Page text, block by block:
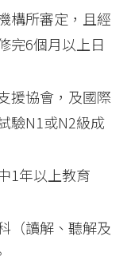
構所審定，且經
完6個月以上日
援協會，及國際
驗N1或N2級成
1年以上教育
（讀解、聽解及